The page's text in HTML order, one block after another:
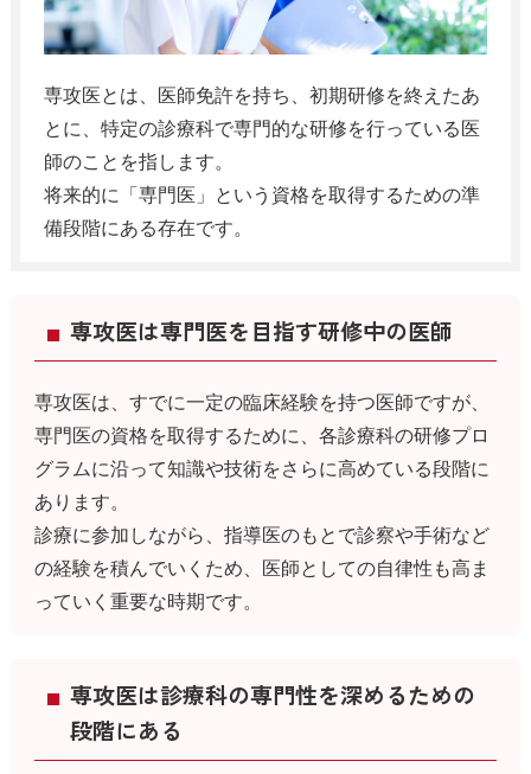
専攻医とは、医師免許を持ち、初期研修を終えたあ
とに、特定の診療科で専門的な研修を行っている医
師のことを指します。
将来的に「専門医」という資格を取得するための準
備段階にある存在です。
専攻医は専門医を目指す研修中の医師
専攻医は、すでに一定の臨床経験を持つ医師ですが、
専門医の資格を取得するために、各診療科の研修プロ
グラムに沿って知識や技術をさらに高めている段階に
あります。
診療に参加しながら、指導医のもとで診察や手術など
の経験を積んでいくため、医師としての自律性も高ま
っていく重要な時期です。
専攻医は診療科の専門性を深めるための
段階にある